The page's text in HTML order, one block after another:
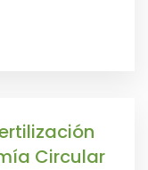
Circular